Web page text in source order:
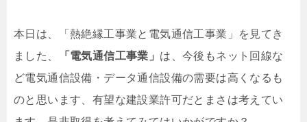
本日は、「熱絶縁工事業と電気通信工事業」を見てき
ました、
「電気通信工事業」 は、今後もネット回線な
ど電気通信設備・データ通信設備の需要は高くなるも
のと思います、有望な建設業許可だとまさは考えてい